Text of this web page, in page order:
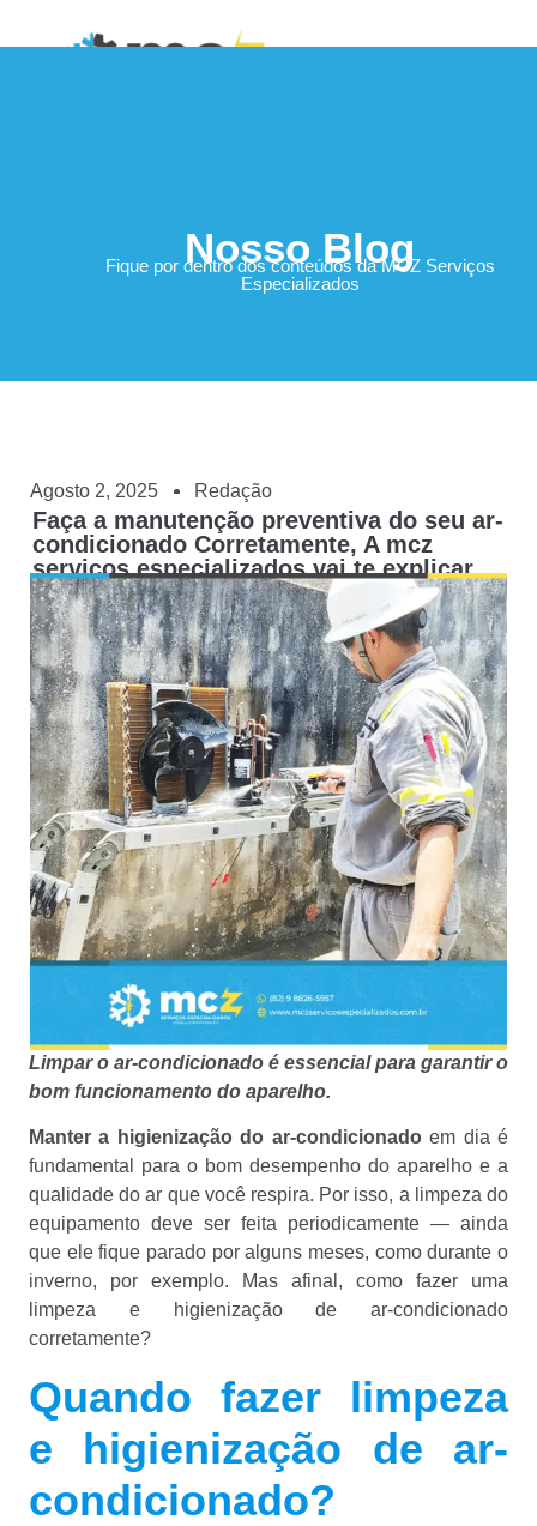
Nosso Blog
Fique por dentro dos conteúdos da MCZ Serviços
Especializados
Agosto 2, 2025 Redação
Faça a manutenção preventiva do seu ar-
condicionado Corretamente, A mcz
serviços especializados vai te explicar
Limpar o ar-condicionado é essencial para garantir o
bom funcionamento do aparelho.
Manter a higienização do ar-condicionadoem dia é
fundamental para o bom desempenho do aparelho e a
qualidade do ar que você respira. Por isso, a limpeza do
equipamento deve ser feita periodicamente — ainda
que ele fique parado por alguns meses, como durante o
inverno, por exemplo. Mas afinal, como fazer uma
limpeza e higienização de ar-condicionado
corretamente?
Quando fazer limpeza
e higienização de ar-
condicionado?